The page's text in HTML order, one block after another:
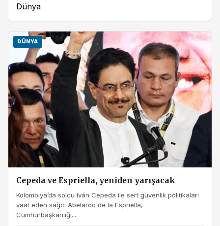
Dünya
DÜNYA
Cepeda ve Espriella, yeniden yarışacak
Kolombiya’da solcu Iván Cepeda ile sert güvenlik politikaları
vaat eden sağcı Abelardo de la Espriella,
Cumhurbaşkanlığı...